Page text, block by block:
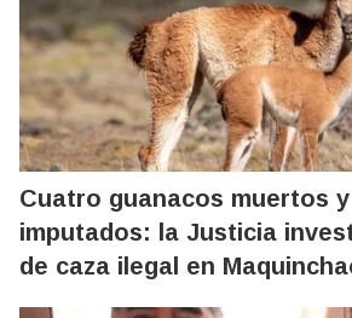
Cuatro guanacos muertos
imputados: la Justicia
de caza ilegal en